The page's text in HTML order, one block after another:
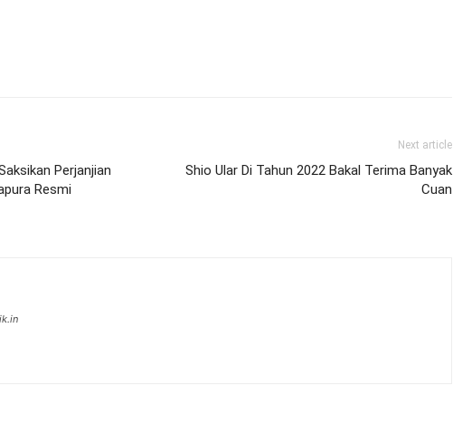
Perjanjian
Resmi
Next article
Shio Ular Di Tahun 2022 Bakal Terima Banyak
Cuan